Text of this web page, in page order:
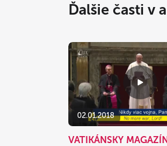
Ďalšie časti v
02.01.2018
VATIKÁNSKY